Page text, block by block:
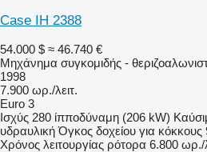
Case IH 2388
54.000 $ ≈ 46.740 €
Μηχάνημα συγκομιδής -
1998
7.900 ωρ./λειτ.
Euro 3
Ισχύς 280 ίπποδύναμη (206 kW)
υδραυλική Όγκος δοχείου για κόκκους
Χρόνος λειτουργίας ρότορα 6.800 ωρ./